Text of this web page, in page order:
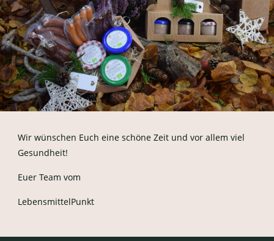
Wir wünschen Euch eine schöne Zeit und vor allem viel
Gesundheit!
Euer Team vom
LebensmittelPunkt